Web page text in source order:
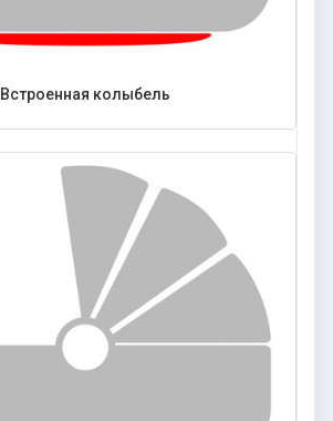
Встроенная колыбель